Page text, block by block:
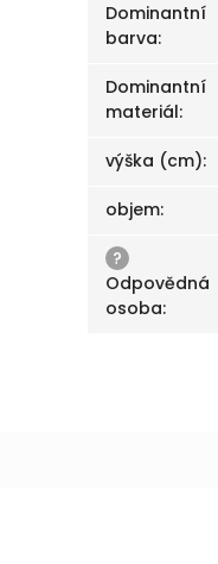
Dominantní
barva:
Dominantní
materiál:
výška (cm):
objem:
?
Odpovědná
osoba: